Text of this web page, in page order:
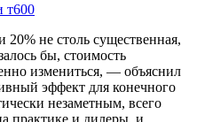
т600
не столь существенная,
бы, стоимость
измениться, — объяснил
эффект для конечного
незаметным, всего
практике и дилеры, и